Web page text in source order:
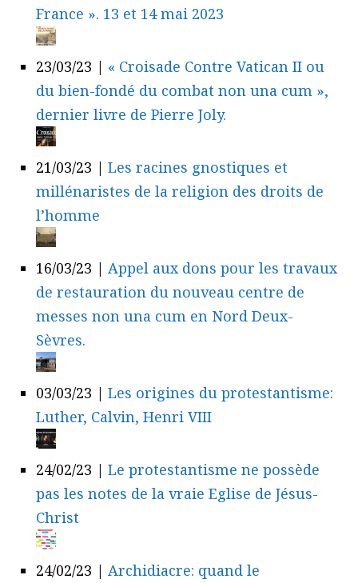
France ». 13 et 14 mai 2023
23/03/23 | « Croisade Contre Vatican II ou
du bien-fondé du combat non una cum »,
dernier livre de Pierre Joly.
21/03/23 | Les racines gnostiques et
millénaristes de la religion des droits de
l’homme
16/03/23 | Appel aux dons pour les travaux
de restauration du nouveau centre de
messes non una cum en Nord Deux-
Sèvres.
03/03/23 | Les origines du protestantisme:
Luther, Calvin, Henri VIII
24/02/23 | Le protestantisme ne possède
pas les notes de la vraie Eglise de Jésus-
Christ
24/02/23 | Archidiacre: quand le